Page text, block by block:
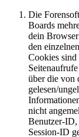
Die
Boards
dein
den
Cookies
über die von
gelesen/
nicht
Benutzer-ID,
Session-ID